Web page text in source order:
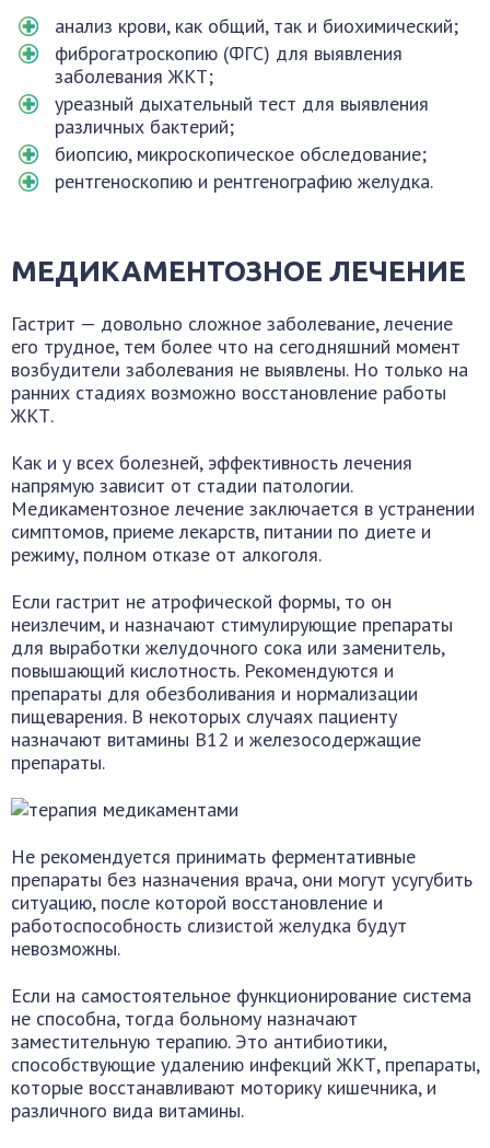
анализ крови, как общий, так и биохимический;
фиброгатроскопию (ФГС) для выявления
заболевания ЖКТ;
уреазный дыхательный тест для выявления
различных бактерий;
биопсию, микроскопическое обследование;
рентгеноскопию и рентгенографию желудка.
МЕДИКАМЕНТОЗНОЕ ЛЕЧЕНИЕ
Гастрит — довольно сложное заболевание, лечение
его трудное, тем более что на сегодняшний момент
возбудители заболевания не выявлены. Но только на
ранних стадиях возможно восстановление работы
ЖКТ.
Как и у всех болезней, эффективность лечения
напрямую зависит от стадии патологии.
Медикаментозное лечение заключается в устранении
симптомов, приеме лекарств, питании по диете и
режиму, полном отказе от алкоголя.
Если гастрит не атрофической формы, то он
неизлечим, и назначают стимулирующие препараты
для выработки желудочного сока или заменитель,
повышающий кислотность. Рекомендуются и
препараты для обезболивания и нормализации
пищеварения. В некоторых случаях пациенту
назначают витамины В12 и железосодержащие
препараты.
Не рекомендуется принимать ферментативные
препараты без назначения врача, они могут усугубить
ситуацию, после которой восстановление и
работоспособность слизистой желудка будут
невозможны.
Если на самостоятельное функционирование система
не способна, тогда больному назначают
заместительную терапию. Это антибиотики,
способствующие удалению инфекций ЖКТ, препараты,
которые восстанавливают моторику кишечника, и
различного вида витамины.